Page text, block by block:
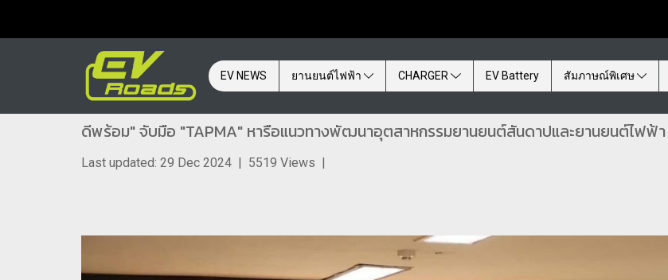
EV NEWS ยานยนต์ไฟฟ้า CHARGER EV Battery สัมภาษณ์พิเศษ
ดีพร้อม" จับมือ "TAPMA" หารือแนวทางพัฒนาอุตสาหกรรมยานยนต์สันดาปและยานยนต์ไฟฟ้า
Last updated: 29 Dec 2024 | 5519 Views |